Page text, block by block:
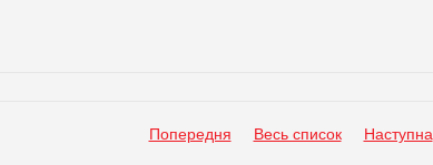
Попередня Весь список Наступна